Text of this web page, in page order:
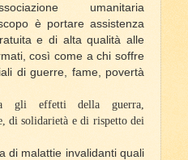
umanitaria
è portare assistenza
e di alta qualità alle
così come a chi soffre
di guerre, fame, povertà
gli effetti della guerra,
di solidarietà e di rispetto dei
di malattie invalidanti quali